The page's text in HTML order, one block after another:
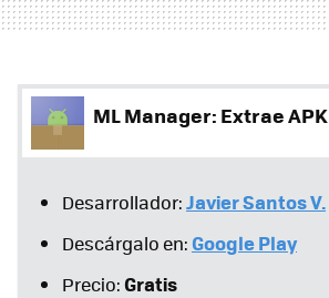
ML Manager: Extrae APK
Desarrollador:Javier Santos V.
Descárgalo en: Google Play
Precio:Gratis